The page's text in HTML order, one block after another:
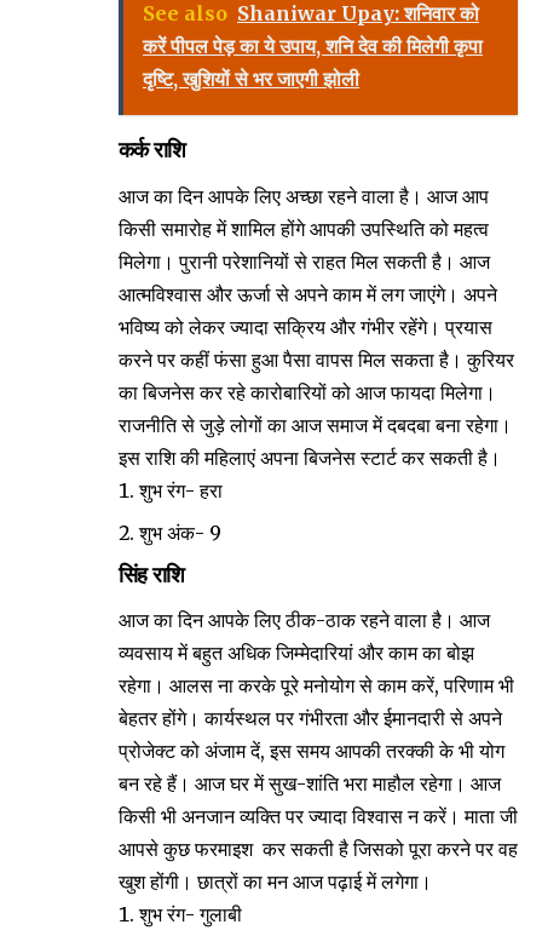
See also Shaniwar Upay: शनिवार को
करें पीपल पेड़ का ये उपाय, शनि देव की मिलेगी कृपा
दृष्टि, खुशियों से भर जाएगी झोली
कर्क राशि
आज का दिन आपके लिए अच्छा रहने वाला है। आज आप
किसी समारोह में शामिल होंगे आपकी उपस्थिति को महत्व
मिलेगा। पुरानी परेशानियों से राहत मिल सकती है। आज
आत्मविश्वास और ऊर्जा से अपने काम में लग जाएंगे। अपने
भविष्य को लेकर ज्यादा सक्रिय और गंभीर रहेंगे। प्रयास
करने पर कहीं फंसा हुआ पैसा वापस मिल सकता है। कुरियर
का बिजनेस कर रहे कारोबारियों को आज फायदा मिलेगा।
राजनीति से जुड़े लोगों का आज समाज में दबदबा बना रहेगा।
इस राशि की महिलाएं अपना बिजनेस स्टार्ट कर सकती है।
शुभ रंग- हरा
शुभ अंक- 9
सिंह राशि
आज का दिन आपके लिए ठीक-ठाक रहने वाला है। आज
व्यवसाय में बहुत अधिक जिम्मेदारियां और काम का बोझ
रहेगा। आलस ना करके पूरे मनोयोग से काम करें, परिणाम भी
बेहतर होंगे। कार्यस्थल पर गंभीरता और ईमानदारी से अपने
प्रोजेक्ट को अंजाम दें, इस समय आपकी तरक्की के भी योग
बन रहे हैं। आज घर में सुख-शांति भरा माहौल रहेगा। आज
किसी भी अनजान व्यक्ति पर ज्यादा विश्वास न करें। माता जी
आपसे कुछ फरमाइश कर सकती है जिसको पूरा करने पर वह
खुश होंगी। छात्रों का मन आज पढ़ाई में लगेगा।
शुभ रंग- गुलाबी